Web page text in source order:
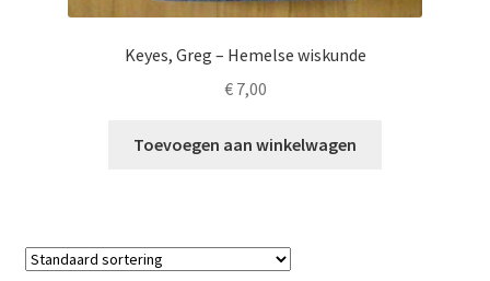
Keyes, Greg – Hemelse wiskunde
€7,00
Toevoegen aan winkelwagen